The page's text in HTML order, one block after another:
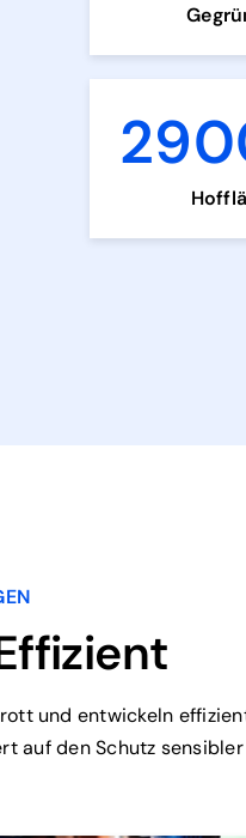
und entwickeln
auf den Schutz